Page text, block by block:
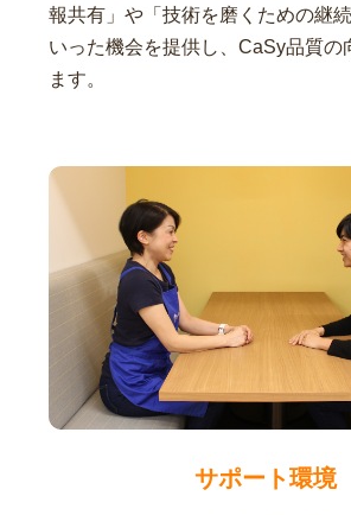
報共有」や「技術を磨くための継
いった機会を提供し、CaSy品質の
ます。
サポート環境